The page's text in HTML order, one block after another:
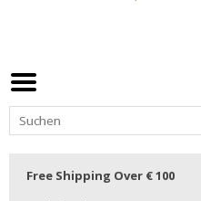
Free Shipping Over € 100